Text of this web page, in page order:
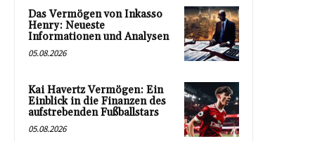
Das Vermögen von Inkasso
Henry: Neueste
Informationen und Analysen
05.08.2026
Kai Havertz Vermögen: Ein
Einblick in die Finanzen des
aufstrebenden Fußballstars
05.08.2026